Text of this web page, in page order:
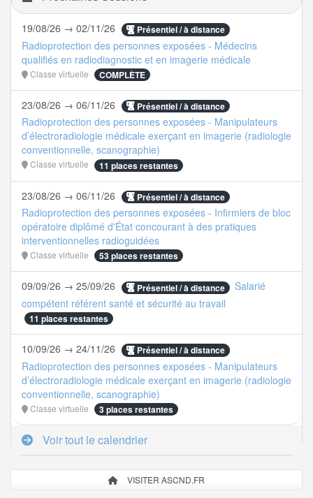
19/08/26 → 02/11/26 Présentiel / à distance
Radioprotection des personnes exposées - Médecins
qualifiés en radiodiagnostic et en imagerie médicale
Classe virtuelle COMPLÈTE
23/08/26 → 06/11/26 Présentiel / à distance
Radioprotection des personnes exposées - Manipulateurs
d’électroradiologie médicale exerçant en imagerie (radiologie
conventionnelle, scanographie)
Classe virtuelle 11 places restantes
23/08/26 → 06/11/26 Présentiel / à distance
Radioprotection des personnes exposées - Infirmiers de bloc
opératoire diplômé d'État concourant à des pratiques
interventionnelles radioguidées
Classe virtuelle 53 places restantes
09/09/26 → 25/09/26 Présentiel / à distance
Salarié
compétent référent santé et sécurité au travail
11 places restantes
10/09/26 → 24/11/26 Présentiel / à distance
Radioprotection des personnes exposées - Manipulateurs
d’électroradiologie médicale exerçant en imagerie (radiologie
conventionnelle, scanographie)
Classe virtuelle 3 places restantes
Voir tout le calendrier
VISITER ASCND.FR